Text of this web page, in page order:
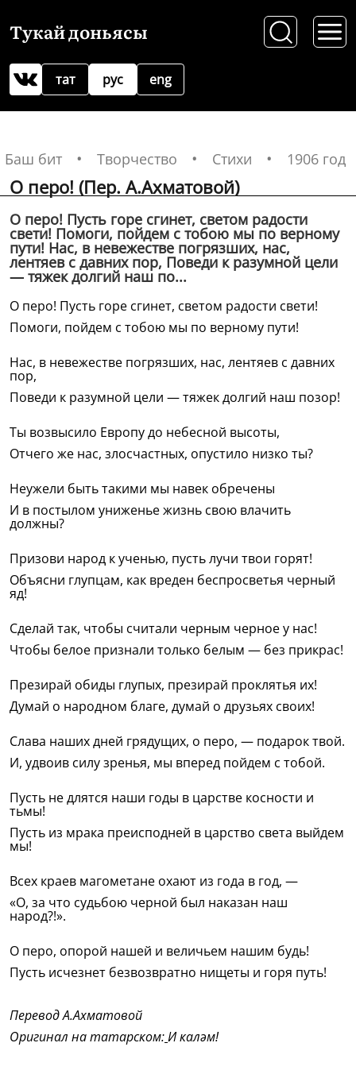
Тукай доньясы
рус
тат eng
Баш бит Творчество Стихи 1906 год
О перо! (Пер. А.Ахматовой)
О перо! Пусть горе сгинет, светом радости
свети! Помоги, пойдем с тобою мы по верному
пути! Нас, в невежестве погрязших, нас,
лентяев с давних пор, Поведи к разумной цели
— тяжек долгий наш по...
О перо! Пусть горе сгинет, светом радости свети!
Помоги, пойдем с тобою мы по верному пути!
Нас, в невежестве погрязших, нас, лентяев с давних
пор,
Поведи к разумной цели — тяжек долгий наш позор!
Ты возвысило Европу до небесной высоты,
Отчего же нас, злосчастных, опустило низко ты?
Неужели быть такими мы навек обречены
И в постылом униженье жизнь свою влачить
должны?
Призови народ к ученью, пусть лучи твои горят!
Объясни глупцам, как вреден беспросветья черный
яд!
Сделай так, чтобы считали черным черное у нас!
Чтобы белое признали только белым — без прикрас!
Презирай обиды глупых, презирай проклятья их!
Думай о народном благе, думай о друзьях своих!
Слава наших дней грядущих, о перо, — подарок твой.
И, удвоив силу зренья, мы вперед пойдем с тобой.
Пусть не длятся наши годы в царстве косности и
тьмы!
Пусть из мрака преисподней в царство света выйдем
мы!
Всех краев магометане охают из года в год, —
«О, за что судьбою черной был наказан наш
народ?!».
О перо, опорой нашей и величьем нашим будь!
Пусть исчезнет безвозвратно нищеты и горя путь!
Перевод А.Ахматовой
Оригинал на татарском:И каләм!